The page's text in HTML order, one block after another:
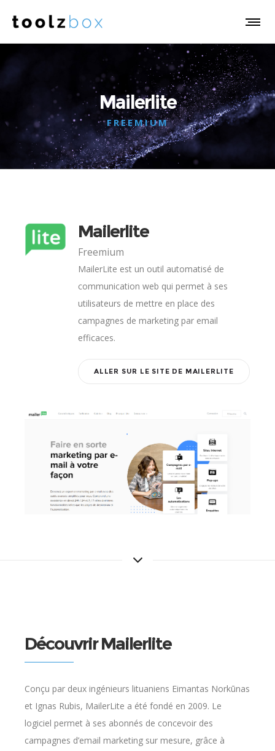
Mailerlite
FREEMIUM
Mailerlite
Freemium
MailerLite est un outil automatisé de
communication web qui permet à ses
utilisateurs de mettre en place des
campagnes de marketing par email
efficaces.
ALLER SUR LE SITE DE MAILERLITE
Découvrir Mailerlite
Conçu par deux ingénieurs lituaniens Eimantas Norkūnas
et Ignas Rubis, MailerLite a été fondé en 2009. Le
logiciel permet à ses abonnés de concevoir des
campagnes d’email marketing sur mesure, grâce à